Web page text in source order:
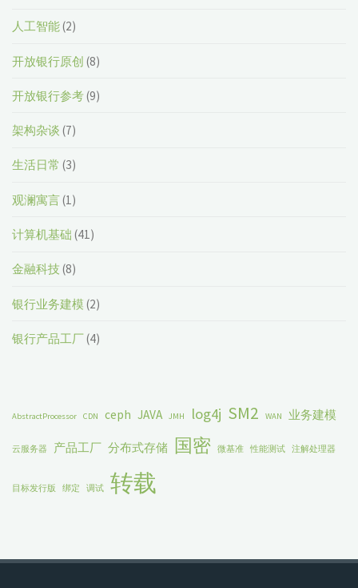
人工智能(2)
开放银行原创 (8)
开放银行参考(9)
架构杂谈 (7)
生活日常 (3)
观澜寓言(1)
计算机基础 (41)
金融科技 (8)
银行业务建模 (2)
银行产品工厂(4)
AbstractProcessor CDN ceph JAVA JMH log4j SM2 WAN 业务建模
云服务器 产品工厂 分布式存储 国密 微基准 性能测试 注解处理器
目标发行版 绑定 调试 转载